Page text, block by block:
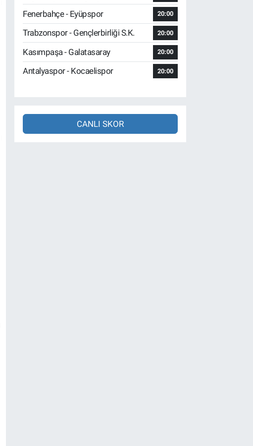
Fenerbahçe - Eyüpspor 20:00
Trabzonspor - Gençlerbirliği S.K. 20:00
Kasımpaşa - Galatasaray 20:00
Antalyaspor - Kocaelispor 20:00
CANLI SKOR